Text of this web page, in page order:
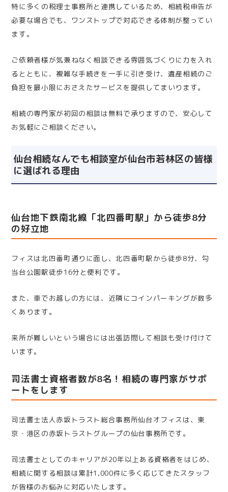
特に多くの税理士事務所と連携しているため、相続税申告が
必要な場合でも、ワンストップで対応できる体制が整ってい
ます。
ご依頼者様が気兼ねなく相談できる雰囲気づくりに力を入れ
るとともに、複雑な手続きを一手に引き受け、遺産相続のご
負担を最小限におさえたサービスを提供してまいります。
相続の専門家が初回の相談は無料で承りますので、安心して
お気軽にご相談ください。
仙台相続なんでも相談室が仙台市若林区の皆様
に選ばれる理由
仙台地下鉄南北線「北四番町駅」から徒歩8分
の好立地
フィスは北四番町通りに面し、北四番町駅から徒歩8分、勾
当台公園駅徒歩16分と便利です。
また、車でお越しの方には、近隣にコインパーキングが数多
くあります。
来所が難しいという場合には出張訪問して相談も受け付けて
います。
司法書士資格者数が8名！相続の専門家がサポ
ートをします
司法書士法人赤坂トラスト総合事務所仙台オフィスは、東
京・港区の赤坂トラストグループの仙台事務所です。
司法書士としてのキャリアが20年以上ある資格者をはじめ、
相続に関する相談は累計1,000件に多く応じてきたスタッフ
が皆様のお悩みに対応いたします。